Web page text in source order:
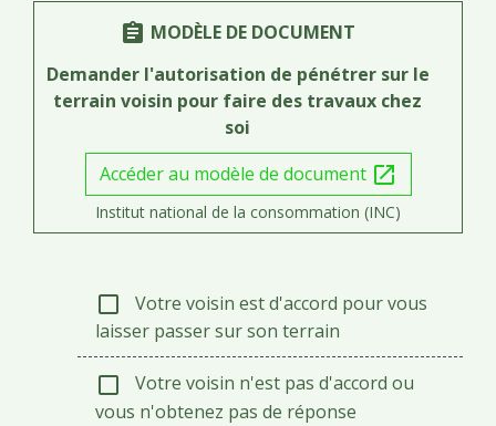
assignment MODÈLE DE DOCUMENT
Demander l'autorisation de pénétrer sur le
terrain voisin pour faire des travaux chez
soi
Accéder au modèle de document open_in_new
Institut national de la consommation (INC)
check_box_outline_blank
Votre voisin est d'accord pour vous
laisser passer sur son terrain
check_box_outline_blank
Votre voisin n'est pas d'accord ou
vous n'obtenez pas de réponse